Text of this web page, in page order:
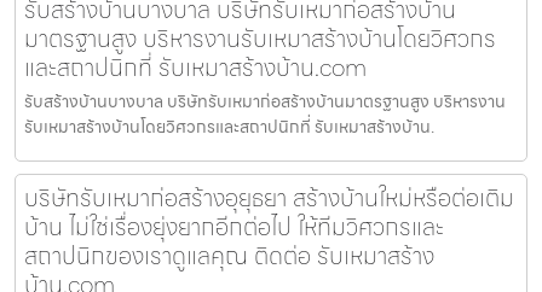
รับสร้างบ้านบางบาล บริษัทรับเหมาก่อสร้างบ้าน
มาตรฐานสูง บริหารงานรับเหมาสร้างบ้านโดยวิศวกร
และสถาปนิกที่ รับเหมาสร้างบ้าน.com
รับสร้างบ้านบางบาล บริษัทรับเหมาก่อสร้างบ้านมาตรฐานสูง บริหารงาน
รับเหมาสร้างบ้านโดยวิศวกรและสถาปนิกที่ รับเหมาสร้างบ้าน.
บริษัทรับเหมาก่อสร้างอุยุธยา สร้างบ้านใหม่หรือต่อเติม
บ้าน ไม่ใช่เรื่องยุ่งยากอีกต่อไป ให้ทีมวิศวกรและ
สถาปนิกของเราดูแลคุณ ติดต่อ รับเหมาสร้าง